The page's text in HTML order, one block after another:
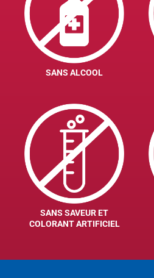
SANS ALCOOL
SANS SAVEUR ET
COLORANT ARTIFICIEL